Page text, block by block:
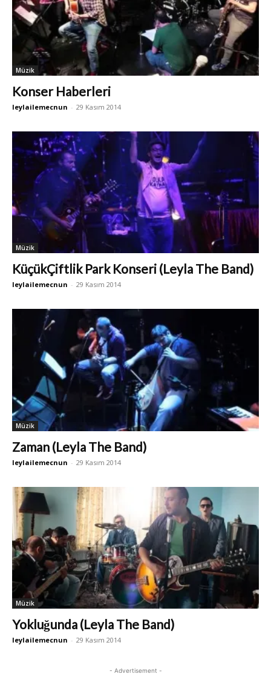
Müzik
Konser Haberleri
leylailemecnun - 29 Kasım 2014
Müzik
KüçükÇiftlik Park Konseri (Leyla The Band)
leylailemecnun - 29 Kasım 2014
Müzik
Zaman (Leyla The Band)
leylailemecnun - 29 Kasım 2014
Müzik
Yokluğunda (Leyla The Band)
leylailemecnun - 29 Kasım 2014
- Advertisement -